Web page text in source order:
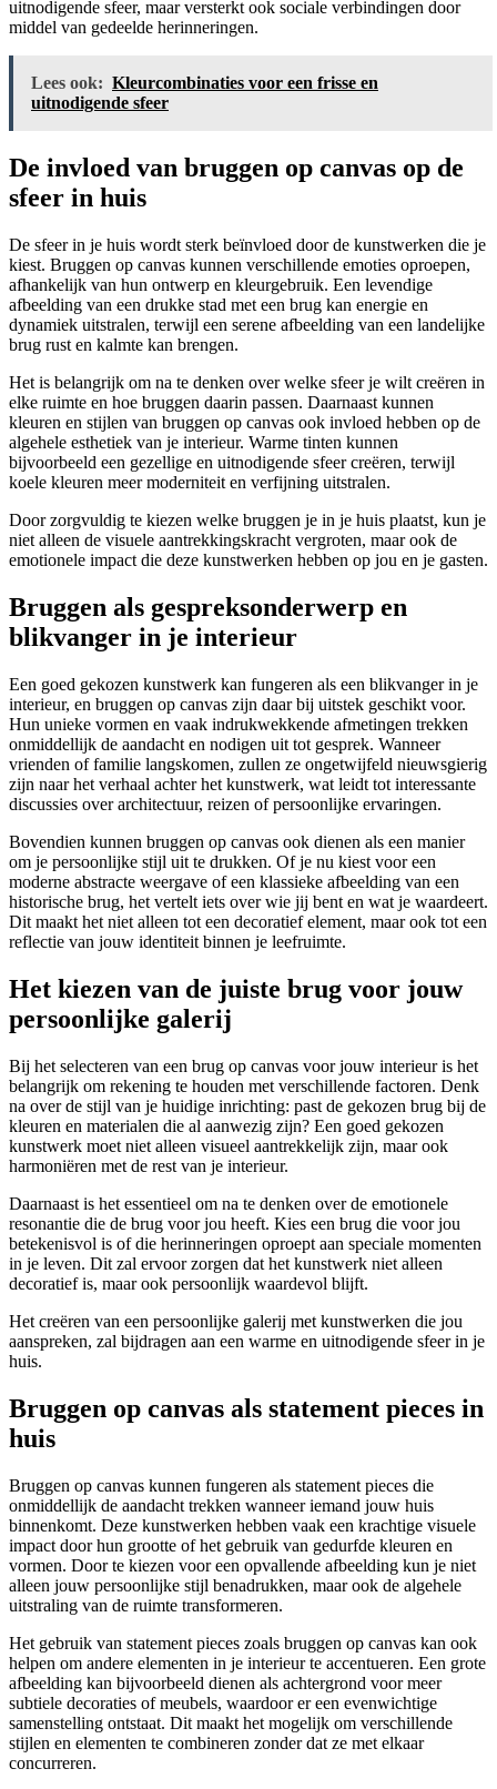
uitnodigende sfeer, maar versterkt ook sociale verbindingen door
middel van gedeelde herinneringen.
Lees ook: Kleurcombinaties voor een frisse en
uitnodigende sfeer
De invloed van bruggen op canvas op de
sfeer in huis
De sfeer in je huis wordt sterk beïnvloed door de kunstwerken die je
kiest. Bruggen op canvas kunnen verschillende emoties oproepen,
afhankelijk van hun ontwerp en kleurgebruik. Een levendige
afbeelding van een drukke stad met een brug kan energie en
dynamiek uitstralen, terwijl een serene afbeelding van een landelijke
brug rust en kalmte kan brengen.
Het is belangrijk om na te denken over welke sfeer je wilt creëren in
elke ruimte en hoe bruggen daarin passen. Daarnaast kunnen
kleuren en stijlen van bruggen op canvas ook invloed hebben op de
algehele esthetiek van je interieur. Warme tinten kunnen
bijvoorbeeld een gezellige en uitnodigende sfeer creëren, terwijl
koele kleuren meer moderniteit en verfijning uitstralen.
Door zorgvuldig te kiezen welke bruggen je in je huis plaatst, kun je
niet alleen de visuele aantrekkingskracht vergroten, maar ook de
emotionele impact die deze kunstwerken hebben op jou en je gasten.
Bruggen als gespreksonderwerp en
blikvanger in je interieur
Een goed gekozen kunstwerk kan fungeren als een blikvanger in je
interieur, en bruggen op canvas zijn daar bij uitstek geschikt voor.
Hun unieke vormen en vaak indrukwekkende afmetingen trekken
onmiddellijk de aandacht en nodigen uit tot gesprek. Wanneer
vrienden of familie langskomen, zullen ze ongetwijfeld nieuwsgierig
zijn naar het verhaal achter het kunstwerk, wat leidt tot interessante
discussies over architectuur, reizen of persoonlijke ervaringen.
Bovendien kunnen bruggen op canvas ook dienen als een manier
om je persoonlijke stijl uit te drukken. Of je nu kiest voor een
moderne abstracte weergave of een klassieke afbeelding van een
historische brug, het vertelt iets over wie jij bent en wat je waardeert.
Dit maakt het niet alleen tot een decoratief element, maar ook tot een
reflectie van jouw identiteit binnen je leefruimte.
Het kiezen van de juiste brug voor jouw
persoonlijke galerij
Bij het selecteren van een brug op canvas voor jouw interieur is het
belangrijk om rekening te houden met verschillende factoren. Denk
na over de stijl van je huidige inrichting: past de gekozen brug bij de
kleuren en materialen die al aanwezig zijn? Een goed gekozen
kunstwerk moet niet alleen visueel aantrekkelijk zijn, maar ook
harmoniëren met de rest van je interieur.
Daarnaast is het essentieel om na te denken over de emotionele
resonantie die de brug voor jou heeft. Kies een brug die voor jou
betekenisvol is of die herinneringen oproept aan speciale momenten
in je leven. Dit zal ervoor zorgen dat het kunstwerk niet alleen
decoratief is, maar ook persoonlijk waardevol blijft.
Het creëren van een persoonlijke galerij met kunstwerken die jou
aanspreken, zal bijdragen aan een warme en uitnodigende sfeer in je
huis.
Bruggen op canvas als statement pieces in
huis
Bruggen op canvas kunnen fungeren als statement pieces die
onmiddellijk de aandacht trekken wanneer iemand jouw huis
binnenkomt. Deze kunstwerken hebben vaak een krachtige visuele
impact door hun grootte of het gebruik van gedurfde kleuren en
vormen. Door te kiezen voor een opvallende afbeelding kun je niet
alleen jouw persoonlijke stijl benadrukken, maar ook de algehele
uitstraling van de ruimte transformeren.
Het gebruik van statement pieces zoals bruggen op canvas kan ook
helpen om andere elementen in je interieur te accentueren. Een grote
afbeelding kan bijvoorbeeld dienen als achtergrond voor meer
subtiele decoraties of meubels, waardoor er een evenwichtige
samenstelling ontstaat. Dit maakt het mogelijk om verschillende
stijlen en elementen te combineren zonder dat ze met elkaar
concurreren.